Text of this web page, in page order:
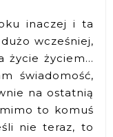
inaczej i ta
wcześniej,
życie życiem...
świadomość,
na ostatnią
to komuś
nie teraz, to